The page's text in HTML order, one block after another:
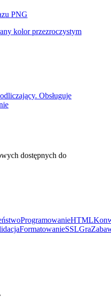
PNG
kolor przezroczystym
Obsługuje
dostępnych do
ProgramowanieHTML
FormatowanieSSLGra